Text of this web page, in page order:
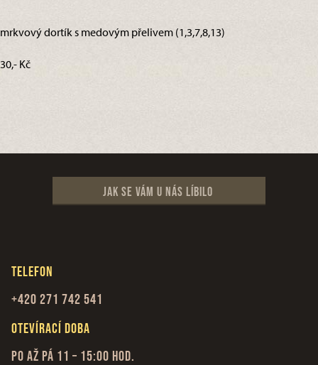
mrkvový dortík s medovým přelivem (1,3,7,8,13)
30,- Kč
Jak se vám u nás líbilo
Telefon
+420 271 742 541
Otevírací doba
Po až Pá 11 – 15:00 hod.